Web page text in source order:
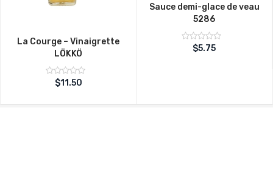
La Courge – Vinaigrette
LÖKKÖ
Note
sur
$11.50
Sauce demi-glace de veau
5286
Note
sur
$5.75